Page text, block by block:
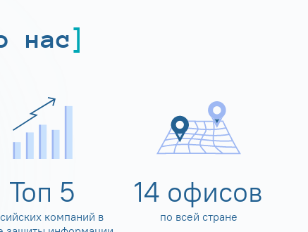
нас
Топ 5
компаний в
14 офисов
по всей стране